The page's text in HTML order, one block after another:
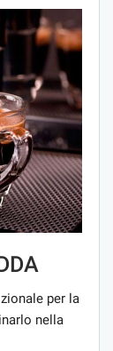
per la
nella